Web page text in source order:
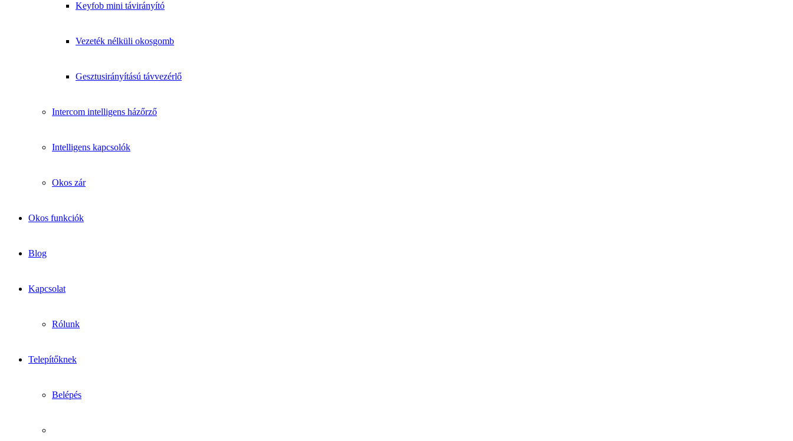
Keyfob mini távirányító
Vezeték nélküli okosgomb
Gesztusirányítású távvezérlő
Intercom intelligens házőrző
Intelligens kapcsolók
Okos zár
Okos funkciók
Blog
Kapcsolat
Rólunk
Telepítőknek
Belépés